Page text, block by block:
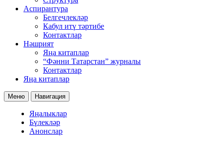
Аспирантура
Белгечлекләр
Кабул итү тәртибе
Контактлар
Нәшрият
Яңа китаплар
“Фәнни Татарстан” журналы
Контактлар
Яңа китаплар
Меню Навигация
Яңалыклар
Бүлекләр
Анонслар